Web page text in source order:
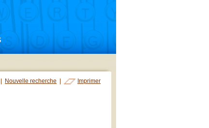
Nouvelle recherche Imprimer